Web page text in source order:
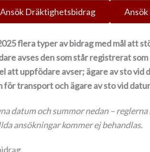
Ansök Dräktighetsbidrag
flera typer av bidrag med mål att
avses den som står registrerat
att uppfödare avser; ägare av sto
för transport och ägare av sto vid
datum och summor nedan –
ansökningar kommer ej behandlas.